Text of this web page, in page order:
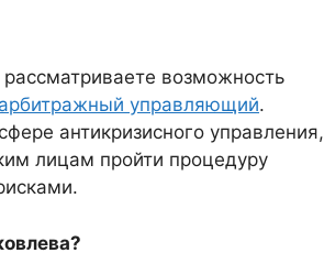
возможность
арбитражный управляющий.
антикризисного управления,
лицам пройти процедуру